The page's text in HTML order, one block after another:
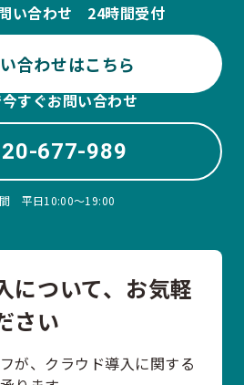
い合わせ 24時間受付
合わせはこちら
すぐお問い合わせ
677-989
平日10:00〜19:00
について、お気軽
さい
が、クラウド導入に関する